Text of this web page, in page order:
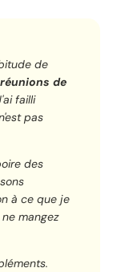
de
de
failli
pas
des
à ce que je
mangez